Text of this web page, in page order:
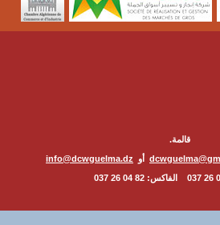
أوinfo@dcwguelma.dz